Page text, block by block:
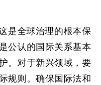
是全球治理的根本保
公认的国际关系基本
。对于新兴领域，要
规则。确保国际法和